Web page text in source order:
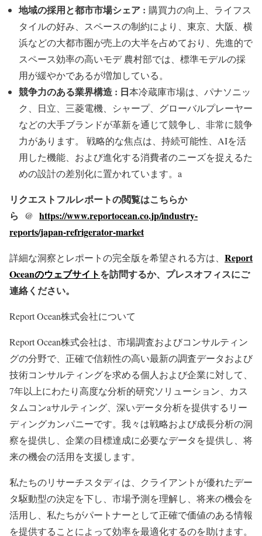
地域の採用と都市市場シェア : 購買力の向上、ライフス
タイルの好み、スペースの制約により、東京、大阪、横
浜などの大都市圏が売上の大半を占めており、先進的で
スペース効率の高いモデ 農村部では、標準モデルの採
用が緩やかであるが増加している。
競争力のある業界構造 : 日本冷蔵庫市場は、パナソニッ
ク、日立、三菱電機、シャープ、グローバルプレーヤー
などの大手ブランドが革新を通じて競争し、非常に競争
力があります。 戦略的な焦点は、持続可能性、AIを活
用した機能、および進化する消費者のニーズを捉えるた
めの設計の差別化に置かれています。a
リクエストフルレポートの閲覧はこちらか
ら @ https://www.reportocean.co.jp/industry-
reports/japan-refrigerator-market
詳細な洞察とレポートの完全版を希望される方は、 Report
Oceanのウェブサイトを訪問するか、プレスオフィスにご
連絡ください。
Report Ocean株式会社について
Report Ocean株式会社は、市場調査およびコンサルティン
グの分野で、正確で信頼性の高い最新の調査データおよび
技術コンサルティングを求める個人および企業に対して、
7年以上にわたり高度な分析的研究ソリューション、カス
タムコンaサルティング、深いデータ分析を提供するリー
ディングカンパニーです。我々は戦略および成長分析の洞
察を提供し、企業の目標達成に必要なデータを提供し、将
来の機会の活用を支援します。
私たちのリサーチスタディは、クライアントが優れたデー
タ駆動型の決定を下し、市場予測を理解し、将来の機会を
活用し、私たちがパートナーとして正確で価値のある情報
を提供することによって効率を最適化するのを助けます。